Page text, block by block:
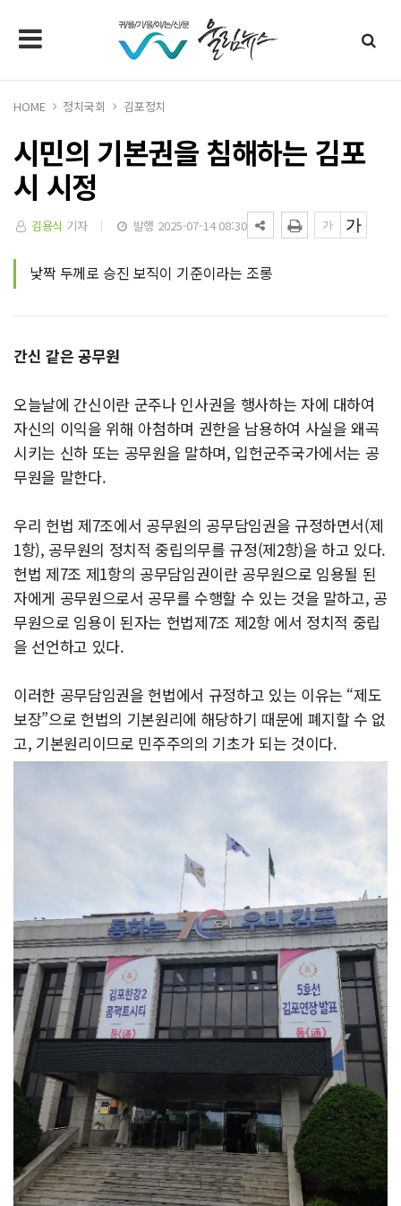
HOME 정치국회 김포정치
시민의 기본권을 침해하는 김포
시 시정
김용식 기자 발행 2025-07-14 08:30
낯짝 두께로 승진 보직이 기준이라는 조롱
간신 같은 공무원
오늘날에 간신이란 군주나 인사권을 행사하는 자에 대하여
자신의 이익을 위해 아첨하며 권한을 남용하여 사실을 왜곡
시키는 신하 또는 공무원을 말하며, 입헌군주국가에서는 공
무원을 말한다.
우리 헌법 제7조에서 공무원의 공무담임권을 규정하면서(제
1항), 공무원의 정치적 중립의무를 규정(제2항)을 하고 있다.
헌법 제7조 제1항의 공무담임권이란 공무원으로 임용될 된
자에게 공무원으로서 공무를 수행할 수 있는 것을 말하고, 공
무원으로 임용이 된자는 헌법제7조 제2항 에서 정치적 중립
을 선언하고 있다.
이러한 공무담임권을 헌법에서 규정하고 있는 이유는 “제도
보장”으로 헌법의 기본원리에 해당하기 때문에 폐지할 수 없
고, 기본원리이므로 민주주의의 기초가 되는 것이다.